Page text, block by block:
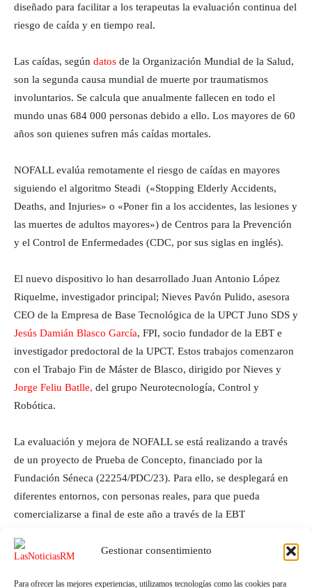
Gestionar consentimiento
Para ofrecer las mejores experiencias, utilizamos tecnologías como las cookies para
diseñado para facilitar a los terapeutas la evaluación continua del
riesgo de caída y en tiempo real.
Las caídas, según datos de la Organización Mundial de la Salud,
son la segunda causa mundial de muerte por traumatismos
involuntarios. Se calcula que anualmente fallecen en todo el
mundo unas 684 000 personas debido a ello. Los mayores de 60
años son quienes sufren más caídas mortales.
NOFALL evalúa remotamente el riesgo de caídas en mayores
siguiendo el algoritmo Steadi («Stopping Elderly Accidents,
Deaths, and Injuries» o «Poner fin a los accidentes, las lesiones y
las muertes de adultos mayores») de Centros para la Prevención
y el Control de Enfermedades (CDC, por sus siglas en inglés).
El nuevo dispositivo lo han desarrollado Juan Antonio López
Riquelme, investigador principal; Nieves Pavón Pulido, asesora
CEO de la Empresa de Base Tecnológica de la UPCT Juno SDS y
Jesús Damián Blasco García, FPI, socio fundador de la EBT e
investigador predoctoral de la UPCT. Estos trabajos comenzaron
con el Trabajo Fin de Máster de Blasco, dirigido por Nieves y
Jorge Feliu Batlle, del grupo Neurotecnología, Control y
Robótica.
La evaluación y mejora de NOFALL se está realizando a través
de un proyecto de Prueba de Concepto, financiado por la
Fundación Séneca (22254/PDC/23). Para ello, se desplegará en
diferentes entornos, con personas reales, para que pueda
comercializarse a final de este año a través de la EBT